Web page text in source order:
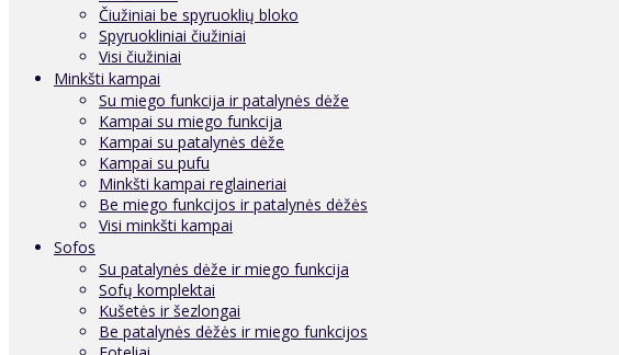
Čiužiniai be spyruoklių bloko
Spyruokliniai čiužiniai
Visi čiužiniai
Minkšti kampai
Su miego funkcija ir patalynės dėže
Kampai su miego funkcija
Kampai su patalynės dėže
Kampai su pufu
Minkšti kampai reglaineriai
Be miego funkcijos ir patalynės dėžės
Visi minkšti kampai
Sofos
Su patalynės dėže ir miego funkcija
Sofų komplektai
Kušetės ir šezlongai
Be patalynės dėžės ir miego funkcijos